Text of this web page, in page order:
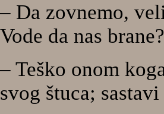
– Da zovnemo,
Vode da nas brane?
– Teško onom
svog štuca;